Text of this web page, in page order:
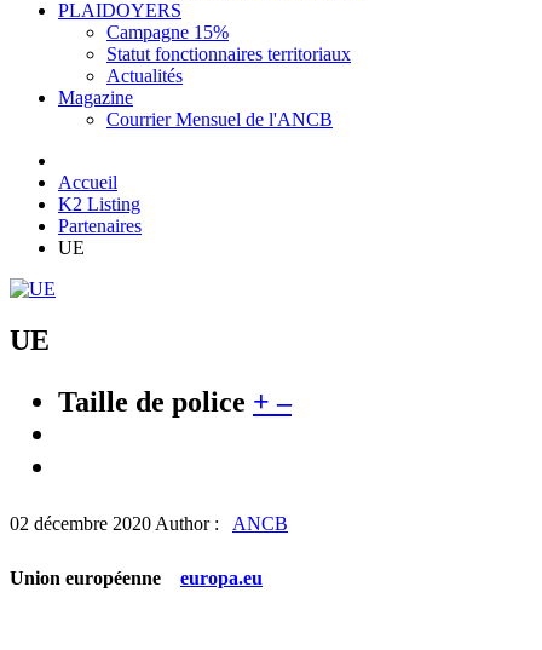
PLAIDOYERS
Campagne 15%
Statut fonctionnaires territoriaux
Actualités
Magazine
Courrier Mensuel de l'ANCB
Accueil
K2 Listing
Partenaires
UE
UE
Taille de police +–
02 décembre 2020 Author : ANCB
Union européenne europa.eu